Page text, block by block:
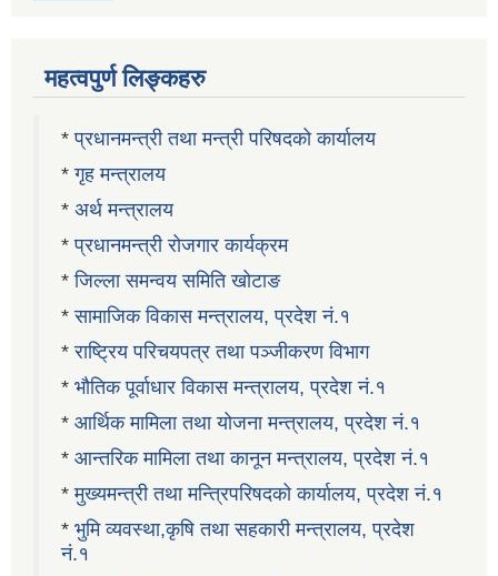
महत्वपुर्ण लिङ्कहरु
*प्रधानमन्त्री तथा मन्त्री परिषदको कार्यालय
*गृह मन्त्रालय
* अर्थ मन्त्रालय
*प्रधानमन्त्री रोजगार कार्यक्रम
*जिल्ला समन्वय समिति खोटाङ
*सामाजिक विकास मन्त्रालय, प्रदेश नं.१
*राष्ट्रिय परिचयपत्र तथा पञ्जीकरण विभाग
* भौतिक पूर्वाधार विकास मन्त्रालय, प्रदेश नं.१
* आर्थिक मामिला तथा योजना मन्त्रालय, प्रदेश नं.१
* आन्तरिक मामिला तथा कानून मन्त्रालय, प्रदेश नं.१
*मुख्यमन्त्री तथा मन्त्रिपरिषदको कार्यालय, प्रदेश नं.१
* भुमि व्यवस्था,कृषि तथा सहकारी मन्त्रालय, प्रदेश
नं.१